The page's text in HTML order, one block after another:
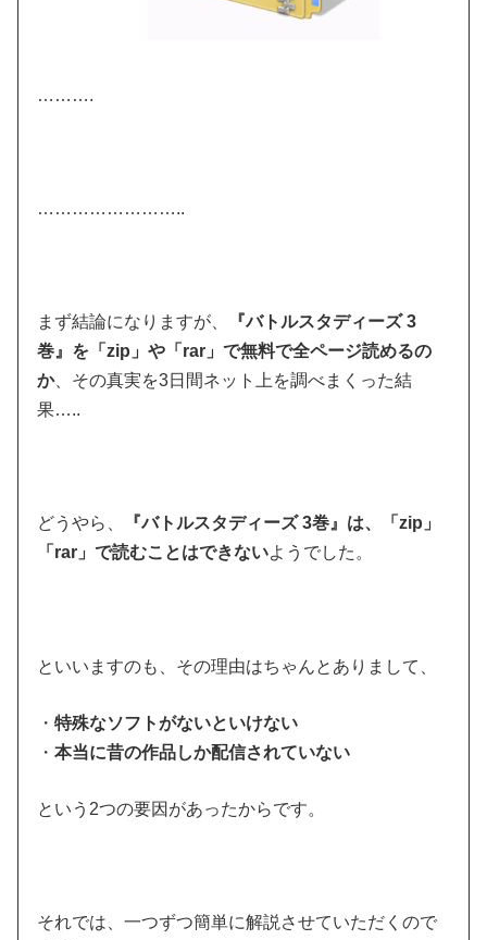
……….
……………………..
まず結論になりますが、
『バトルスタディーズ 3
巻』を「zip」や「rar」で無料で全ページ読めるの
か、その真実を3日間ネット上を調べまくった結
果…..
どうやら、
『バトルスタディーズ 3巻』は、「zip」
「rar」で読むことはできないようでした。
といいますのも、その理由はちゃんとありまして、
・特殊なソフトがないといけない
・本当に昔の作品しか配信されていない
という2つの要因があったからです。
それでは、一つずつ簡単に解説させていただくので